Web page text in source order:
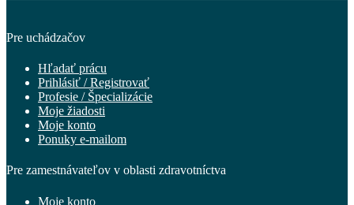
Pre uchádzačov
Hľadať prácu
Prihlásiť / Registrovať
Profesie / Špecializácie
Moje žiadosti
Moje konto
Ponuky e-mailom
Pre zamestnávateľov v oblasti zdravotníctva
Moje konto